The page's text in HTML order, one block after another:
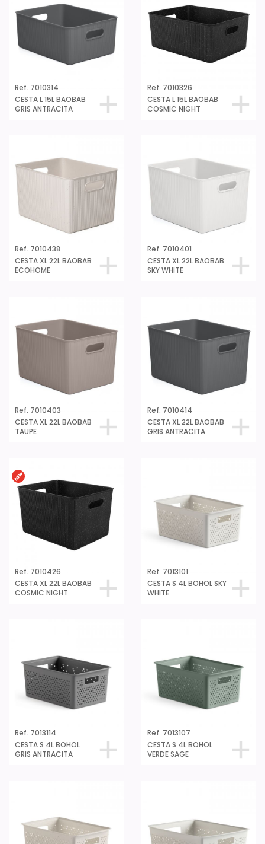
Ref. 7010314
CESTA L 15L BAOBAB
GRIS ANTRACITA
Ref. 7010326
CESTA L 15L BAOBAB
COSMIC NIGHT
Ref. 7010438
CESTA XL 22L BAOBAB
ECOHOME
Ref. 7010401
CESTA XL 22L BAOBAB
SKY WHITE
Ref. 7010403
CESTA XL 22L BAOBAB
TAUPE
Ref. 7010414
CESTA XL 22L BAOBAB
GRIS ANTRACITA
Ref. 7010426
CESTA XL 22L BAOBAB
COSMIC NIGHT
Ref. 7013101
CESTA S 4L BOHOL SKY
WHITE
Ref. 7013114
CESTA S 4L BOHOL
GRIS ANTRACITA
Ref. 7013107
CESTA S 4L BOHOL
VERDE SAGE